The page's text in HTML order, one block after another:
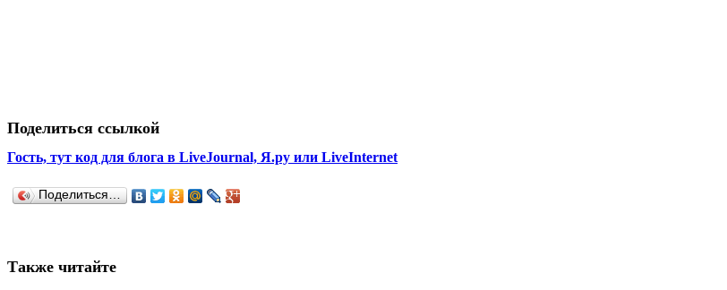
Поделиться ссылкой
Гость, тут код для блога в LiveJournal, Я.ру или LiveInternet
Поделиться…
Также читайте